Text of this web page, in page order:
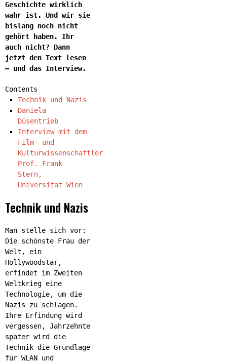
Geschichte wirklich
wahr ist. Und wir sie
bislang noch nicht
gehört haben. Ihr
auch nicht? Dann
jetzt den Text lesen
– und das Interview.
Contents
Technik und Nazis
Daniela
Düsentrieb
Interview mit dem
Film- und
Kulturwissenschaftler
Prof. Frank
Stern,
Universität Wien
Technik und Nazis
Man stelle sich vor:
Die schönste Frau der
Welt, ein
Hollywoodstar,
erfindet im Zweiten
Weltkrieg eine
Technologie, um die
Nazis zu schlagen.
Ihre Erfindung wird
vergessen, Jahrzehnte
später wird die
Technik die Grundlage
für WLAN und